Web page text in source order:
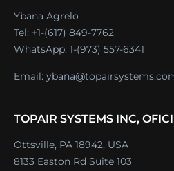
Ybana Agrelo
Tel: +1-(617) 849-7762
WhatsApp: 1-(973) 557-6341
Email:
TOPAIR SYSTEMS INC,
Ottsville, PA 18942, USA
8133 Easton Rd Suite 103